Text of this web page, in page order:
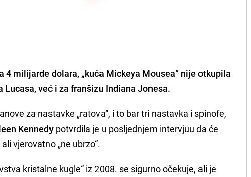
4 milijarde dolara, „kuća Mickeya Mousea“ nije otkupila
Lucasa, već i za franšizu Indiana Jonesa.
za nastavke „ratova“, i to bar tri nastavka i spinofe,
Kennedy potvrdila je u posljednjem intervjuu da će
vjerovatno „ne ubrzo“.
kristalne kugle“ iz 2008. se sigurno očekuje, ali je